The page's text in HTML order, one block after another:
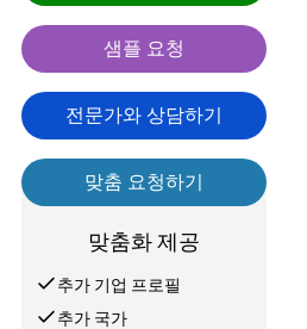
샘플 요청
전문가와 상담하기
맞춤 요청하기
맞춤화 제공
추가 기업 프로필
추가 국가